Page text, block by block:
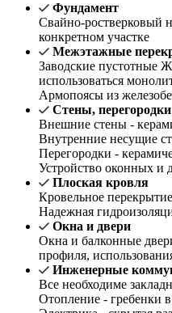
Фундамент
Свайно-ростверковый
конкретном участке
Межэтажные
Заводские пустотные
использоваться
Армопоясы из
Стены, перегородки
Внешние стены -
Внутренние несущие
Перегородки -
Устройство оконных и
Плоская кровля
Кровельное
Надежная
Окна и двери
Окна и балконные
профиля,
Инженерные
Все необходиме
Отопление - гребенки